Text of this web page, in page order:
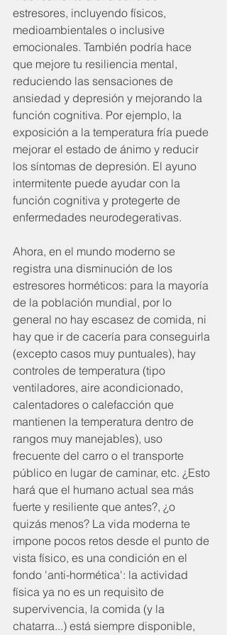
estresores, incluyendo físicos,
medioambientales o inclusive
emocionales. También podría hace
que mejore tu resiliencia mental,
reduciendo las sensaciones de
ansiedad y depresión y mejorando la
función cognitiva. Por ejemplo, la
exposición a la temperatura fría puede
mejorar el estado de ánimo y reducir
los síntomas de depresión. El ayuno
intermitente puede ayudar con la
función cognitiva y protegerte de
enfermedades neurodegerativas.
Ahora, en el mundo moderno se
registra una disminución de los
estresores horméticos: para la mayoría
de la población mundial, por lo
general no hay escasez de comida, ni
hay que ir de cacería para conseguirla
(excepto casos muy puntuales), hay
controles de temperatura (tipo
ventiladores, aire acondicionado,
calentadores o calefacción que
mantienen la temperatura dentro de
rangos muy manejables), uso
frecuente del carro o el transporte
público en lugar de caminar, etc. ¿Esto
hará que el humano actual sea más
fuerte y resiliente que antes?, ¿o
quizás menos? La vida moderna te
impone pocos retos desde el punto de
vista físico, es una condición en el
fondo 'anti-hormética': la actividad
física ya no es un requisito de
supervivencia, la comida (y la
chatarra...) está siempre disponible,